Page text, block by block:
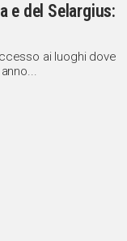
e del Selargius:
ai luoghi dove